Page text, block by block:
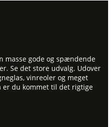
masse gode og spændende
Se det store udvalg. Udover
vinreoler og meget
er du kommet til det rigtige